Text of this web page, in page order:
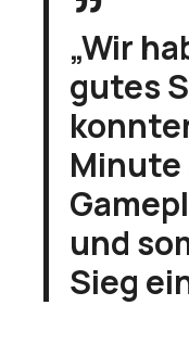
„Wir
gutes
Minute
und
Sieg